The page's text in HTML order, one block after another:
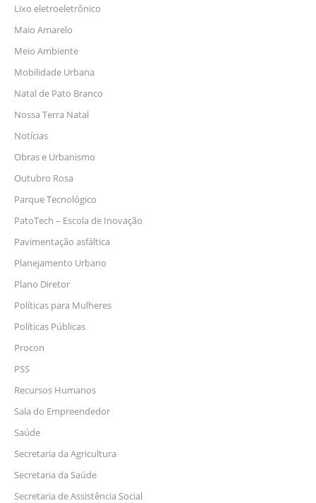
Lixo eletroeletrônico
Maio Amarelo
Meio Ambiente
Mobilidade Urbana
Natal de Pato Branco
Nossa Terra Natal
Notícias
Obras e Urbanismo
Outubro Rosa
Parque Tecnológico
PatoTech – Escola de Inovação
Pavimentação asfáltica
Planejamento Urbano
Plano Diretor
Políticas para Mulheres
Políticas Públicas
Procon
PSS
Recursos Humanos
Sala do Empreendedor
Saúde
Secretaria da Agricultura
Secretaria da Saúde
Secretaria de Assistência Social